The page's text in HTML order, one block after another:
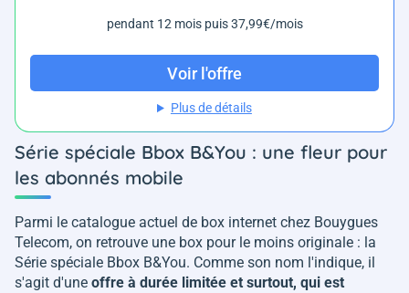
pendant 12 mois puis 37,99€/mois
Voir l'offre
Plus de détails
Série spéciale Bbox B&You : une fleur pour
les abonnés mobile
Parmi le catalogue actuel de box internet chez Bouygues
Telecom, on retrouve une box pour le moins originale : la
Série spéciale Bbox B&You. Comme son nom l'indique, il
s'agit d'une offre à durée limitée et surtout, qui est